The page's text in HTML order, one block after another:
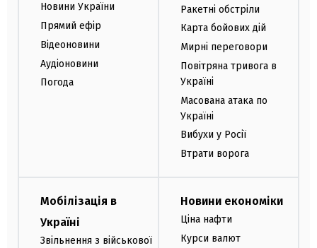
Новини України
Прямий ефір
Відеоновини
Аудіоновини
Погода
Ракетні обстріли
Карта бойових дій
Мирні переговори
Повітряна тривога в
Україні
Масована атака по
Україні
Вибухи у Росії
Втрати ворога
Мобілізація в
Україні
Звільнення з військової
Новини економіки
Ціна нафти
Курси валют